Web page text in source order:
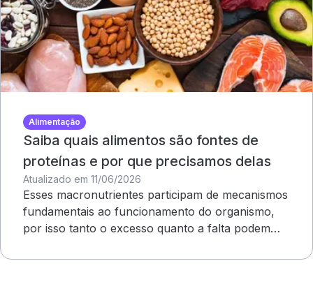
Alimentação
Saiba quais alimentos são fontes de
proteínas e por que precisamos delas
Atualizado em 11/06/2026
Esses macronutrientes participam de mecanismos
fundamentais ao funcionamento do organismo,
por isso tanto o excesso quanto a falta podem